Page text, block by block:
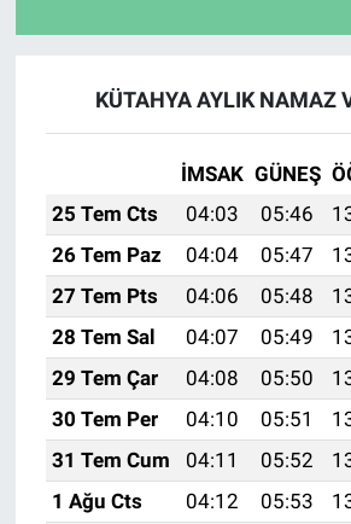
KÜTAHYA AYLIK NAMAZ
İMSAK GÜNEŞ
25 Tem Cts
04:03 05:46
26 Tem Paz
04:04 05:47
27 Tem Pts
04:06 05:48
28 Tem Sal
04:07 05:49
29 Tem Çar
04:08 05:50
30 Tem Per
04:10 05:51
31 Tem Cum
04:11 05:52
1 Ağu Cts
04:12 05:53